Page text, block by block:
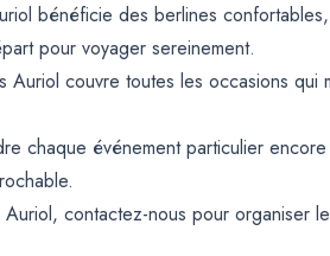
bénéficie des berlines
pour voyager sereinement.
Auriol couvre toutes les occasions qui
chaque événement particulier
contactez-nous pour